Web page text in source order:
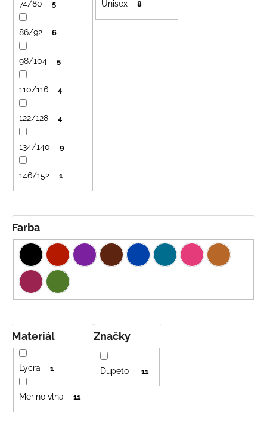
d
u
o
Značky
Dupeto 11
Farba
Materiál
Lycra 1
Merino vlna 11
Unisex 8
74/80 5
86/92 6
98/104 5
110/116 4
122/128 4
134/140 9
146/152 1
UV
30
UŠKAMI
BIELY
€16